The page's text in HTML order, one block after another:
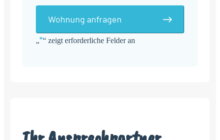
„*“ zeigt erforderliche Felder an
Wohnung anfragen